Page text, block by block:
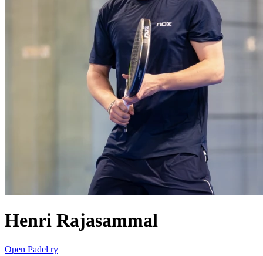
Henri Rajasammal
Open Padel ry